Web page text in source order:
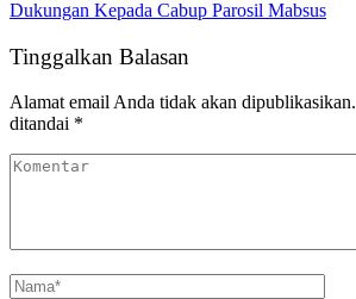
Dukungan Kepada Cabup Parosil Mabsus
Tinggalkan Balasan
Alamat email Anda tidak akan dipublikasikan.
ditandai *